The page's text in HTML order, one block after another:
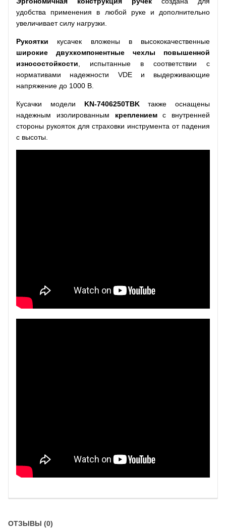
удобства применения в любой руке и дополнительно
увеличивает силу нагрузки.
Рукоятки кусачек вложены в высококачественные
широкие
двухкомпонентные чехлы повышенной
износостойкости , испытанные в соответствии с
нормативами надежности VDE и выдерживающие
напряжение до 1000 В.
Кусачки модели KN-7406250ТBKтакже оснащены
надежным изолированным креплениемс внутренней
стороны рукояток для страховки инструмента от падения
с высоты.
ОТЗЫВЫ (0)